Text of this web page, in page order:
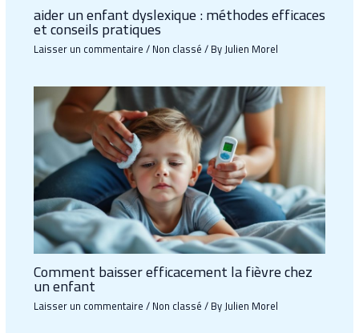
aider un enfant dyslexique : méthodes efficaces
et conseils pratiques
Laisser un commentaire/Non classé/ ByJulien Morel
Comment baisser efficacement la fièvre chez
un enfant
Laisser un commentaire/Non classé/ ByJulien Morel